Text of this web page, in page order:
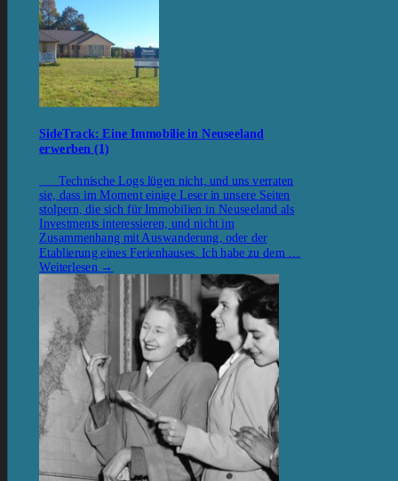
SideTrack: Eine Immobilie in Neuseeland
erwerben (1)
Technische Logs lügen nicht, und uns verraten
sie, dass im Moment einige Leser in unsere Seiten
stolpern, die sich für Immobilien in Neuseeland als
Investments interessieren, und nicht im
Zusammenhang mit Auswanderung, oder der
Etablierung eines Ferienhauses. Ich habe zu dem …
Weiterlesen →